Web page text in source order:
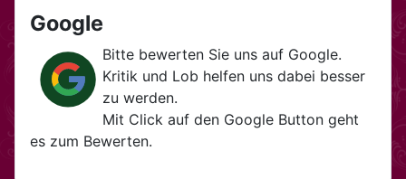
Google
Bitte bewerten Sie uns auf Google.
Kritik und Lob helfen uns dabei besser
zu werden.
Mit Click auf den Google Button geht
es zum Bewerten.